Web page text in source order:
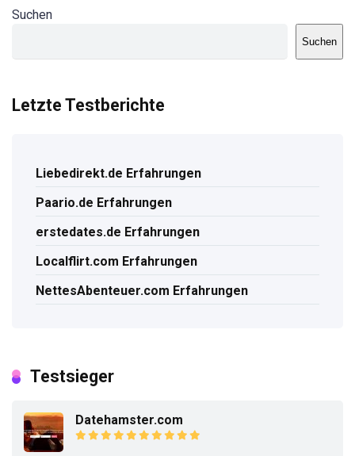
Suchen
Suchen
Letzte Testberichte
Liebedirekt.de Erfahrungen
Paario.de Erfahrungen
erstedates.de Erfahrungen
Localflirt.com Erfahrungen
NettesAbenteuer.com Erfahrungen
Testsieger
Datehamster.com